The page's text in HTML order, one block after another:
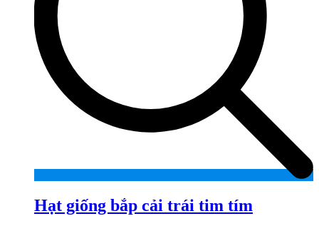
Hạt giống bắp cải trái tim tím